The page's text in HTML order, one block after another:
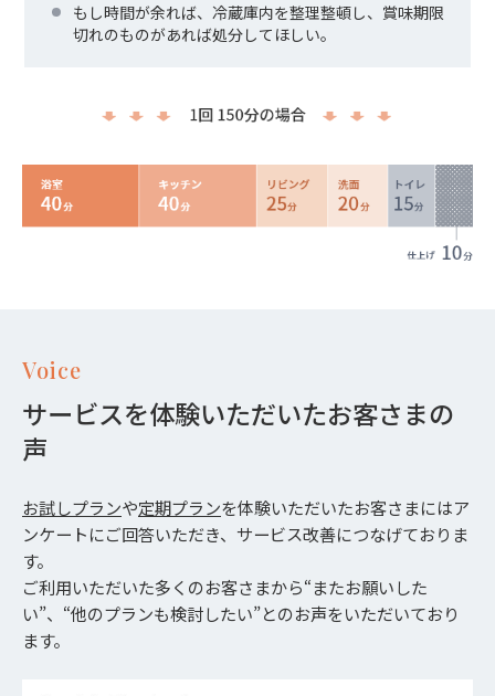
もし時間が余れば、冷蔵庫内を整理整頓し、賞味期限
切れのものがあれば処分してほしい。
Voice
サービスを体験いただいたお客さまの
声
お試しプランや定期プランを体験いただいたお客さまにはア
ンケートにご回答いただき、サービス改善につなげておりま
す。
ご利用いただいた多くのお客さまから“またお願いした
い”、“他のプランも検討したい”とのお声をいただいており
ます。